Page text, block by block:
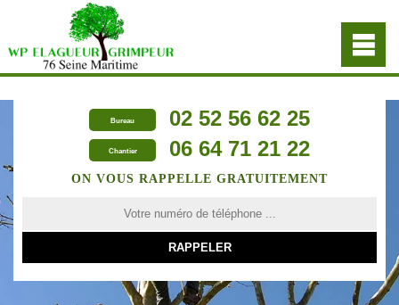
Bureau 02 52 56 62 25
Chantier 06 64 71 21 22
ON VOUS RAPPELLE GRATUITEMENT